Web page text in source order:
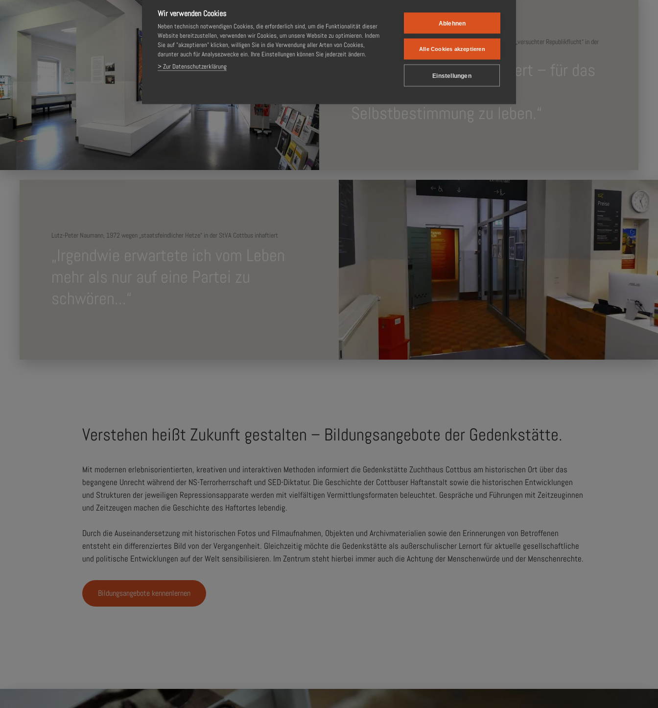
Dieter Dombrowski, von August 1974 bis Dezember 1975 wegen „versuchter Republikflucht“ in der
StVE Cottbus inhaftiert
„Jeder Tag Haft war es Wert – für das
Glück in Freiheit und
Selbstbestimmung zu leben.“
Lutz-Peter Naumann, 1972 wegen „staatsfeindlicher Hetze“ in der StVA Cottbus inhaftiert
„Irgendwie erwartete ich vom Leben
mehr als nur auf eine Partei zu
schwören...“
Verstehen heißt Zukunft gestalten – Bildungsangebote der Gedenkstätte.
Mit modernen erlebnisorientierten, kreativen und interaktiven Methoden informiert die Gedenkstätte Zuchthaus Cottbus am historischen Ort über das
begangene Unrecht während der NS-Terrorherrschaft und SED-Diktatur. Die Geschichte der Cottbuser Haftanstalt sowie die historischen Entwicklungen
und Strukturen der jeweiligen Repressionsapparate werden mit vielfältigen Vermittlungsformaten beleuchtet. Gespräche und Führungen mit Zeitzeuginnen
und Zeitzeugen machen die Geschichte des Haftortes lebendig.
Durch die Auseinandersetzung mit historischen Fotos und Filmaufnahmen, Objekten und Archivmaterialien sowie den Erinnerungen von Betroffenen
entsteht ein differenziertes Bild von der Vergangenheit. Gleichzeitig möchte die Gedenkstätte als außerschulischer Lernort für aktuelle gesellschaftliche
und politische Entwicklungen auf der Welt sensibilisieren. Im Zentrum steht hierbei immer auch die Achtung der Menschenwürde und der Menschenrechte.
Bildungsangebote kennenlernen
Wir verwenden Cookies
Neben technisch notwendigen Cookies, die erforderlich sind, um die Funktionalität dieser
Website bereitzustellen, verwenden wir Cookies, um unsere Website zu optimieren. Indem
Sie auf "akzeptieren" klicken, willigen Sie in die Verwendung aller Arten von Cookies,
darunter auch für Analysezwecke ein. Ihre Einstellungen können Sie jederzeit ändern.
> Zur Datenschutzerklärung
Ablehnen
Alle Cookies akzeptieren
Einstellungen